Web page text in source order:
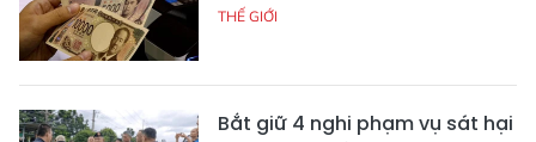
THẾ GIỚI
Bắt giữ 4 nghi phạm vụ sát hại